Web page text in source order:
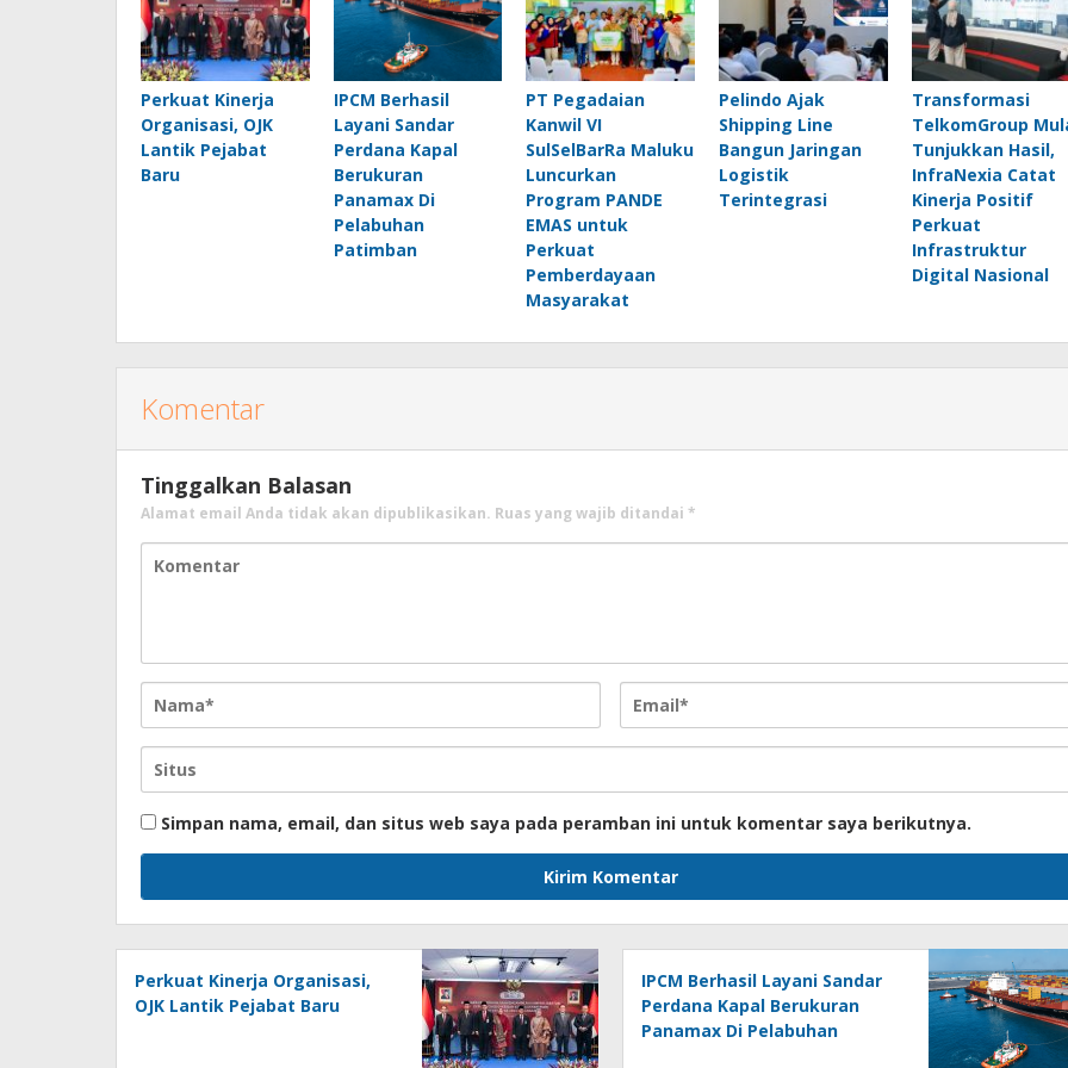
Perkuat Kinerja
Organisasi, OJK
Lantik Pejabat
Baru
IPCM Berhasil
Layani Sandar
Perdana Kapal
Berukuran
Panamax Di
Pelabuhan
Patimban
PT Pegadaian
Kanwil VI
SulSelBarRa Maluku
Luncurkan
Program PANDE
EMAS untuk
Perkuat
Pemberdayaan
Masyarakat
Pelindo Ajak
Shipping Line
Bangun Jaringan
Logistik
Terintegrasi
Transformasi
TelkomGroup
Tunjukkan Hasil,
InfraNexia Catat
Kinerja Positif
Perkuat
Infrastruktur
Digital Nasional
Komentar
Tinggalkan Balasan
Alamat email Anda tidak akan dipublikasikan. Ruas yang wajib ditandai *
Simpan nama, email, dan situs web saya pada peramban ini untuk komentar saya berikutnya.
Perkuat Kinerja Organisasi,
OJK Lantik Pejabat Baru
IPCM Berhasil Layani Sandar
Perdana Kapal Berukuran
Panamax Di Pelabuhan